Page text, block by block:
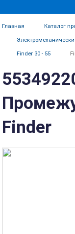
Главная Каталог
Finder 30 - 55
Finder